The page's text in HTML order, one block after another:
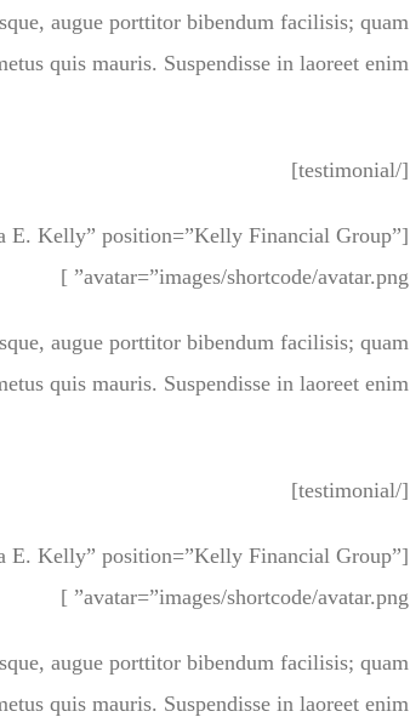
augue porttitor bibendum facilisis; quam
quis mauris. Suspendisse in laoreet enim.
[/testimonial]
E. Kelly” position=”Kelly Financial Group”
avatar=”images/shortcode/avatar.png” ]
augue porttitor bibendum facilisis; quam
quis mauris. Suspendisse in laoreet enim.
[/testimonial]
E. Kelly” position=”Kelly Financial Group”
avatar=”images/shortcode/avatar.png” ]
augue porttitor bibendum facilisis; quam
quis mauris. Suspendisse in laoreet enim.